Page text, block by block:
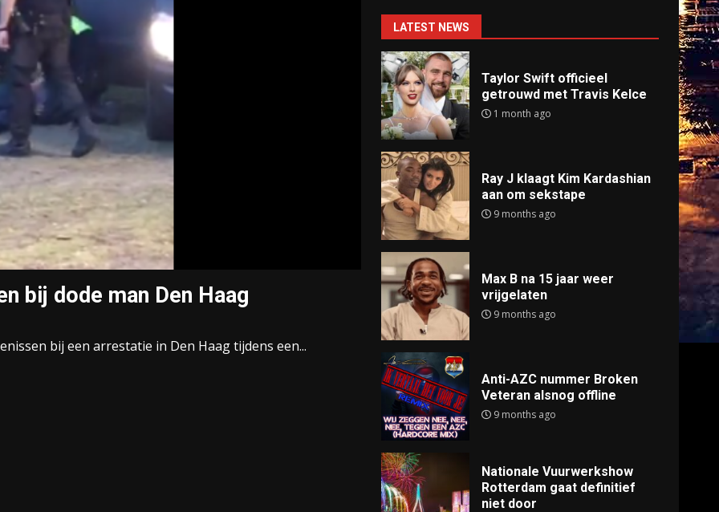
bij dode man Den Haag
bij een arrestatie in Den Haag tijdens een...
LATEST NEWS
Taylor Swift officieel
getrouwd met Travis Kelce
1 month ago
Ray J klaagt Kim Kardashian
aan om sekstape
9 months ago
Max B na 15 jaar weer
vrijgelaten
9 months ago
Anti-AZC nummer Broken
Veteran alsnog offline
9 months ago
Nationale Vuurwerkshow
Rotterdam gaat definitief
niet door